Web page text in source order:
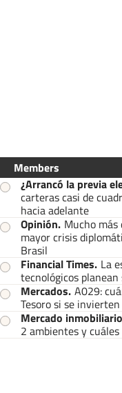
Members
¿Arrancó la previa
carteras casi de
hacia adelante
Opinión. Mucho
mayor crisis
Brasil
Financial Times. La
tecnológicos
Mercados. A029:
Tesoro si se
Mercado inmobiliario
2 ambientes y